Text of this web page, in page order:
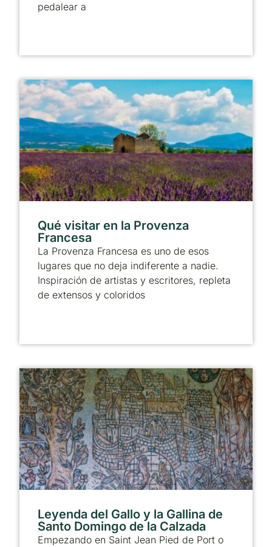
pedalear a
Qué visitar en la Provenza
Francesa
La Provenza Francesa es uno de esos
lugares que no deja indiferente a nadie.
Inspiración de artistas y escritores, repleta
de extensos y coloridos
Leyenda del Gallo y la Gallina de
Santo Domingo de la Calzada
Empezando en Saint Jean Pied de Port o